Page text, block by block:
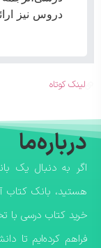
دروس نیز
لینک کوتاه
درباره‌ما
اگر به دنبال یک
هستید، بانک کتاب
فراهم کرده‌ایم تا